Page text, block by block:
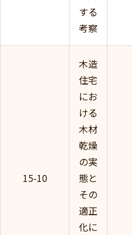
する
考察
15-10
木造
住宅
にお
ける
木材
乾燥
の実
態と
その
適正
化に